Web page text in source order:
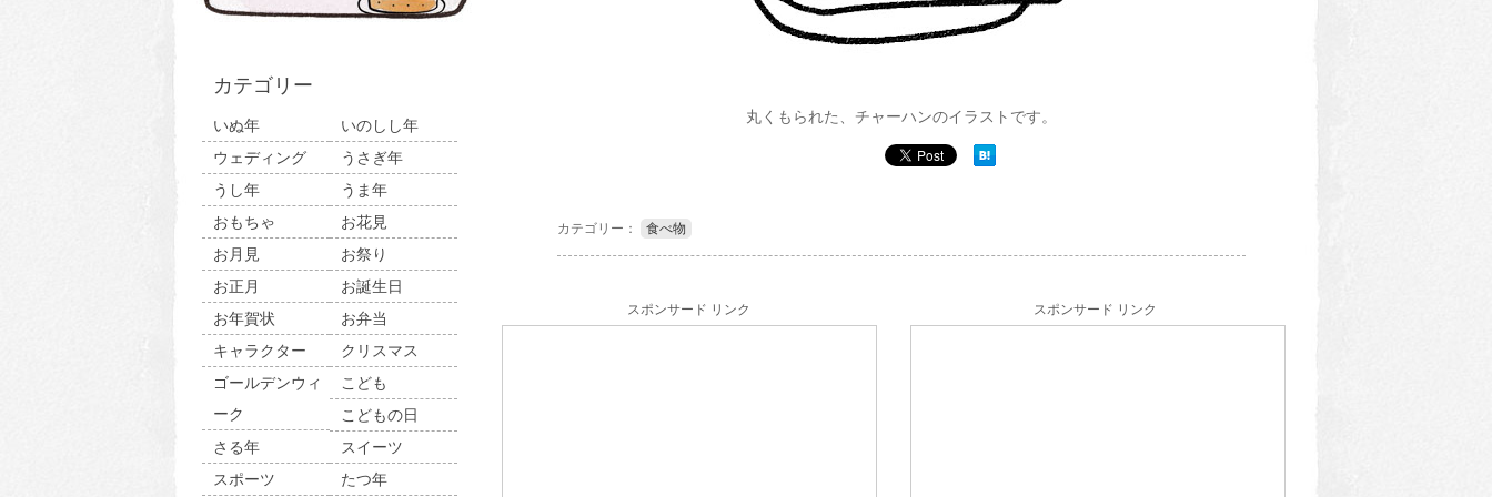
カテゴリー
いぬ年
いのしし年
ウェディング
うさぎ年
うし年
うま年
おもちゃ
お花見
お月見
お祭り
お正月
お誕生日
お年賀状
お弁当
キャラクター
クリスマス
ゴールデンウィ
ーク
こども
こどもの日
さる年
スイーツ
スポーツ
たつ年
丸くもられた、チャーハンのイラストです。
カテゴリー： 食べ物
スポンサード リンク スポンサード リンク